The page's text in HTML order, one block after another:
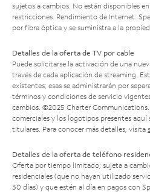
sujetos a cambios. No están disponibles
restricciones. Rendimiento de Internet:
por fibra óptica y se suministra a la
Detalles de la oferta de TV por cable
Puede solicitarse la activación de una
través de cada aplicación de streaming.
existentes; esas se administrarán por
términos y condiciones de servicio
cambios. ©2025 Charter Communications.
comerciales y los logotipos presentes
titulares. Para conocer más detalles, visita
Detalles de la oferta de teléfono
Oferta por tiempo limitado; sujeta a
residenciales (que no hayan utilizado
30 días) y que estén al día en pagos con